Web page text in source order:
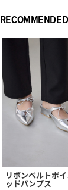
リボンベルトポ
ッドパンプス